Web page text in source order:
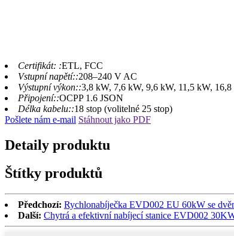
Certifikát: :ETL, FCC
Vstupní napětí::208–240 V AC
Výstupní výkon::3,8 kW, 7,6 kW, 9,6 kW, 11,5 kW,
Připojení::OCPP 1.6 JSON
Délka kabelu::18 stop (volitelné 25 stop)
Pošlete nám e-mail Stáhnout jako PDF
Detaily produktu
Štítky produktů
Předchozí: Rychlonabíječka EVD002 EU 60kW se
Další: Chytrá a efektivní nabíjecí stanice EVD002